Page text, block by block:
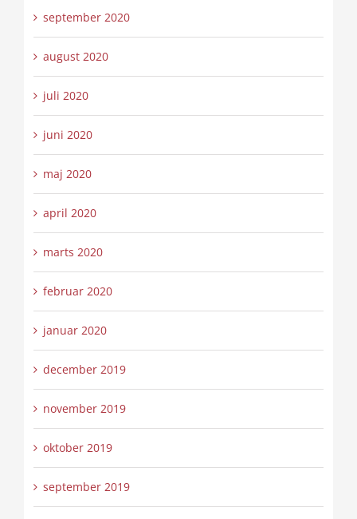
september 2020
august 2020
juli 2020
juni 2020
maj 2020
april 2020
marts 2020
februar 2020
januar 2020
december 2019
november 2019
oktober 2019
september 2019